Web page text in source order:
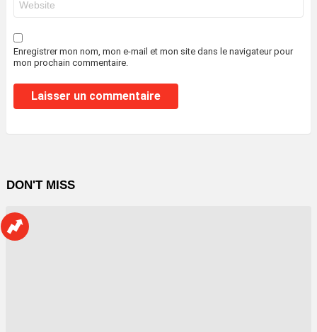
web
Enregistrer mon nom, mon e-mail et mon site dans le navigateur pour
mon prochain commentaire.
DON'T MISS